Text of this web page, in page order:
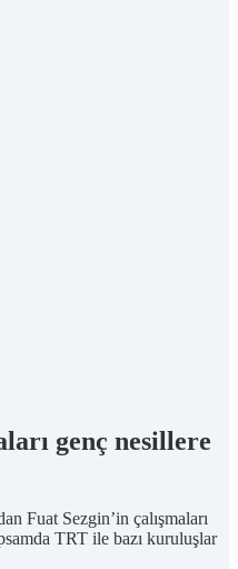
genç nesillere
Fuat Sezgin’in çalışmaları
TRT ile bazı kuruluşlar